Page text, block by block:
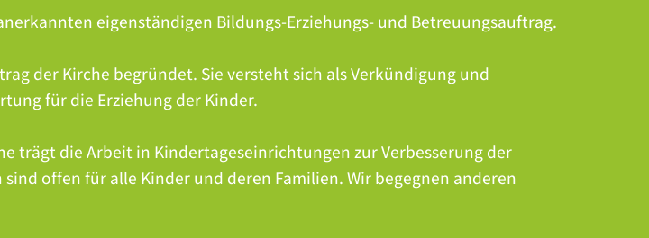
eigenständigen Bildungs-Erziehungs- und Betreuungsauftrag.
der Kirche begründet. Sie versteht sich als Verkündigung und
für die Erziehung der Kinder.
trägt die Arbeit in Kindertageseinrichtungen zur Verbesserung der
offen für alle Kinder und deren Familien. Wir begegnen anderen